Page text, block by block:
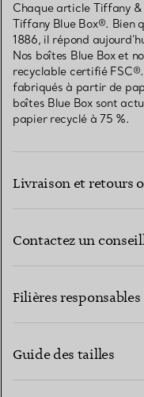
Chaque article Tiffany &
Tiffany Blue Box®. Bien
1886, il répond
Nos boîtes Blue Box et
recyclable certifié
fabriqués à partir de
boîtes Blue Box sont
papier recyclé à 75 %.
Livraison et retours
Contactez un
Filières responsables
Guide des tailles